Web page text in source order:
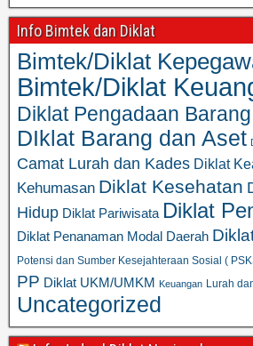
Info Bimtek dan Diklat
Bimtek/Diklat
Bimtek/Diklat
Diklat Pengadaan
DIklat Barang dan Aset
Camat Lurah dan Kades Diklat
Kehumasan Diklat Kesehatan
Hidup Diklat Pariwisata Diklat
Diklat Penanaman Modal Daerah
Potensi dan Sumber Kesejahteraan Sosial (
PP Diklat UKM/UMKM Keuangan Lurah
Uncategorized